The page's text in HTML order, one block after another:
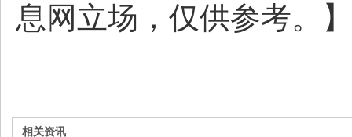
息网立场，仅供参考。】
相关资讯